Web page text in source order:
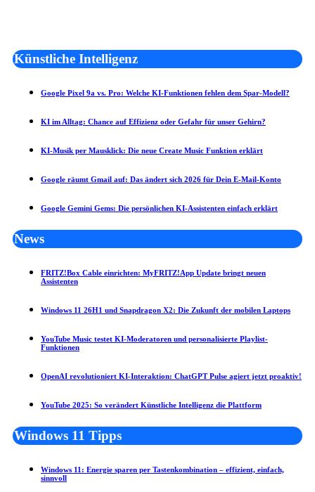
Künstliche Intelligenz
Google Pixel 9a vs. Pro: Welche KI-Funktionen fehlen dem Spar-Modell?
KI im Alltag: Chance auf Effizienz oder Gefahr für unser Gehirn?
KI-Musik per Mausklick: Die neue Create Music Funktion erklärt
Google räumt Gmail auf: Das ändert sich 2026 für Dein E-Mail-Konto
Google Gemini Gems: Die persönlichen KI-Assistenten einfach erklärt
News
FRITZ!Box Cable einrichten: MyFRITZ!App Update bringt neuen
Assistenten
Windows 11 26H1 und Snapdragon X2: Die Zukunft der mobilen Laptops
YouTube Music testet KI-Moderatoren und personalisierte Playlist-
Funktionen
OpenAI revolutioniert KI-Interaktion: ChatGPT Pulse agiert jetzt proaktiv!
YouTube 2025: So verändert Künstliche Intelligenz die Plattform
Windows 11 Tipps
Windows 11: Energie sparen per Tastenkombination – effizient, einfach,
sinnvoll